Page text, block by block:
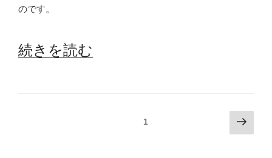
のです。
“ト
続きを読む
1
次
の